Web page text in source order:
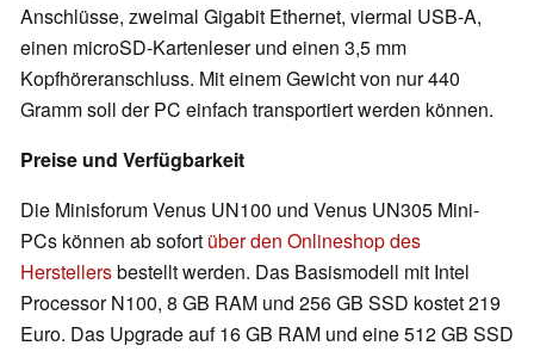
Anschlüsse, zweimal Gigabit Ethernet, viermal USB-A,
einen microSD-Kartenleser und einen 3,5 mm
Kopfhöreranschluss. Mit einem Gewicht von nur 440
Gramm soll der PC einfach transportiert werden können.
Preise und Verfügbarkeit
Die Minisforum Venus UN100 und Venus UN305 Mini-
PCs können ab sofort über den Onlineshop des
Herstellersbestellt werden. Das Basismodell mit Intel
Processor N100, 8 GB RAM und 256 GB SSD kostet 219
Euro. Das Upgrade auf 16 GB RAM und eine 512 GB SSD